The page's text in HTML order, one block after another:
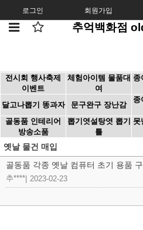
로그인 회원가입
추억백화점
전시회 행사축제
이벤트
체험아이템 물품대
여
종
달고나뽑기 똥과자 문구완구 장난감
종
골동품 인테리어
방송소품
뽑기엿설탕엿 뽑기
틀
못
옛날 물건 매입
골동품 각종 옛날 컴퓨터 초기 용품
추**** 2023-02-23